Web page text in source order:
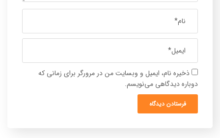
ذخیره نام، ایمیل و وبسایت من در مرورگر برای زمانی که
دوباره دیدگاهی می‌نویسم.